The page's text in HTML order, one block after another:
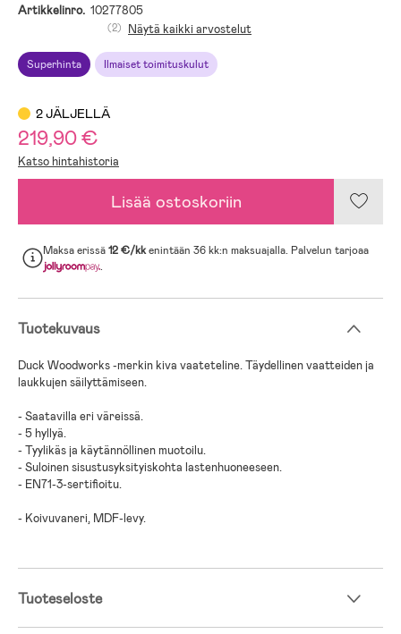
Artikkelinro. 10277805
Superhinta Ilmaiset toimituskulut
(2) Näytä kaikki arvostelut
2 JÄLJELLÄ
219,90 €
Katso hintahistoria
Lisää ostoskoriin
Maksa erissä12 €/kkenintään 36 kk:n maksuajalla. Palvelun tarjoaa
.
Tuotekuvaus
Duck Woodworks -merkin kiva vaateteline. Täydellinen vaatteiden ja
laukkujen säilyttämiseen.
- Saatavilla eri väreissä.
- 5 hyllyä.
- Tyylikäs ja käytännöllinen muotoilu.
- Suloinen sisustusyksityiskohta lastenhuoneeseen.
- EN71-3-sertifioitu.
- Koivuvaneri, MDF-levy.
Tuoteseloste